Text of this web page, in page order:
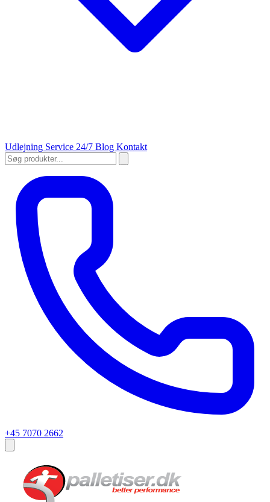
Udlejning Service 24/7 Blog Kontakt
+45 7070 2662